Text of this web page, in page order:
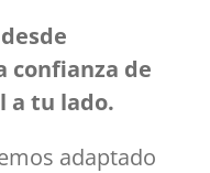
confianza de
a tu lado.
adaptado